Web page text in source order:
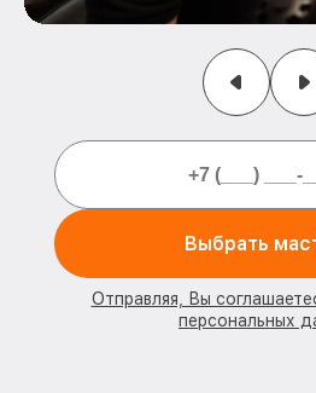
Выбрать
Отправляя, Вы
персональных